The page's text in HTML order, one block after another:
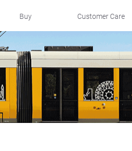
Buy Customer Care